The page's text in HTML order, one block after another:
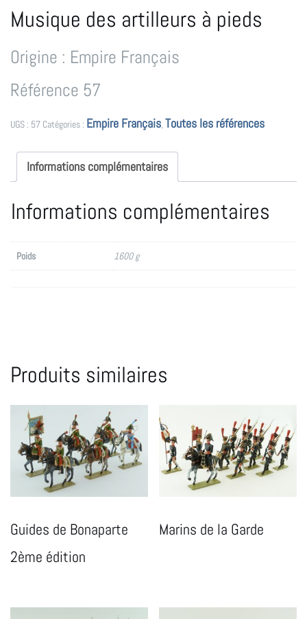
Musique des artilleurs à pieds
Origine : Empire Français
Référence 57
UGS : 57 Catégories : Empire Français, Toutes les références
Informations complémentaires
Informations complémentaires
Poids 1600 g
Produits similaires
Guides de Bonaparte
2ème édition
Marins de la Garde